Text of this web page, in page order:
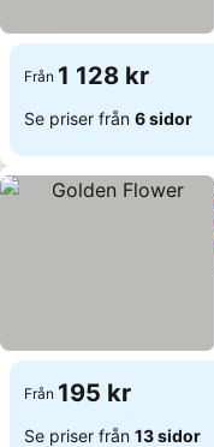
Från 1 128 kr
Se priser från 6 sidor
Från 195 kr
Se priser från 13 sidor